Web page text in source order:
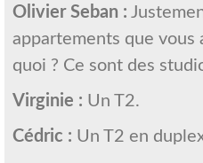
Olivier Seban :
appartements que vous
quoi ? Ce sont des
Virginie : Un T2.
Cédric : Un T2 en